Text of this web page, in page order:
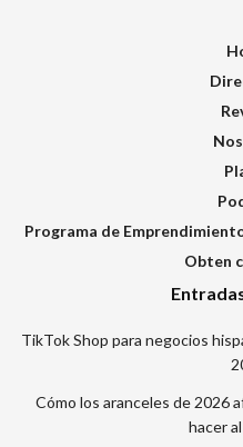
Programa de
Obten
TikTok Shop para negocios
Cómo los aranceles de 2026
hacer